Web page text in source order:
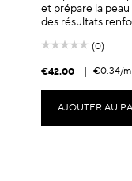
et prépare la
des résultats
(0)
€42.00 | €0.34/ml
AJOUTER AU